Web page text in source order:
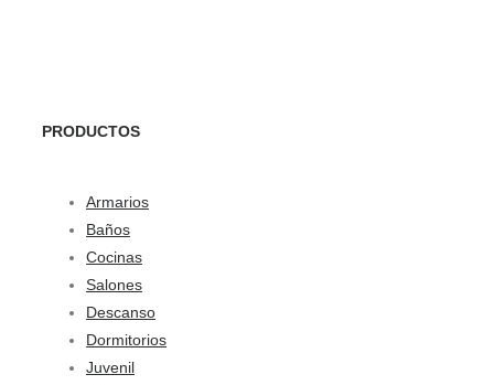
PRODUCTOS
Armarios
Baños
Cocinas
Salones
Descanso
Dormitorios
Juvenil